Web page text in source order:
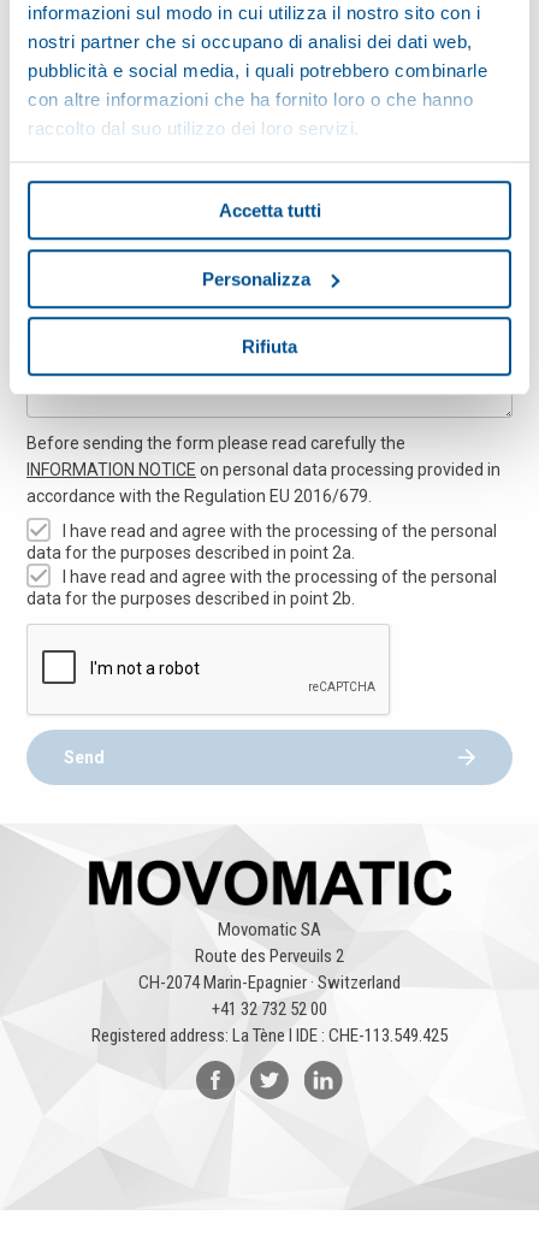
informazioni sul modo in cui utilizza il nostro sito con i
nostri partner che si occupano di analisi dei dati web,
pubblicità e social media, i quali potrebbero combinarle
con altre informazioni che ha fornito loro o che hanno
raccolto dal suo utilizzo dei loro servizi.
Accetta tutti
Personalizza
Rifiuta
E-mail
ZIP Code
Before sending the form please read carefully the
INFORMATION NOTICE on personal data processing provided in
accordance with the Regulation EU 2016/679.
I have read and agree with the processing of the personal
data for the purposes described in point 2a.
I have read and agree with the processing of the personal
data for the purposes described in point 2b.
Send
Movomatic SA
Route des Perveuils 2
CH-2074 Marin-Epagnier · Switzerland
+41 32 732 52 00
Registered address: La Tène l IDE : CHE-113.549.425